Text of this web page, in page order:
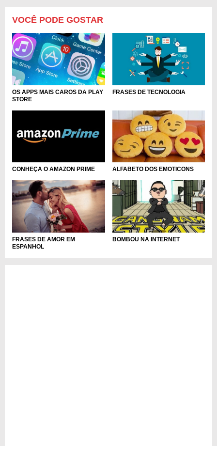
VOCÊ PODE GOSTAR
OS APPS MAIS CAROS DA PLAY
STORE
FRASES DE TECNOLOGIA
CONHEÇA O AMAZON PRIME ALFABETO DOS EMOTICONS
FRASES DE AMOR EM
ESPANHOL
BOMBOU NA INTERNET